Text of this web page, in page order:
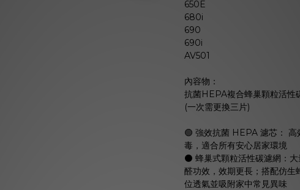
650E
680i
690
690i
AV501
內容物：
抗菌HEPA複合蜂巢顆粒活性
(一次需更換三片)
🟢 強效抗菌 HEPA 濾芯：
毒，適合所有安心居家環境
⚫️ 蜂巢式顆粒活性碳濾網：
醛功效，效期更長；搭配仿生
位透氣並吸附家中常見異味